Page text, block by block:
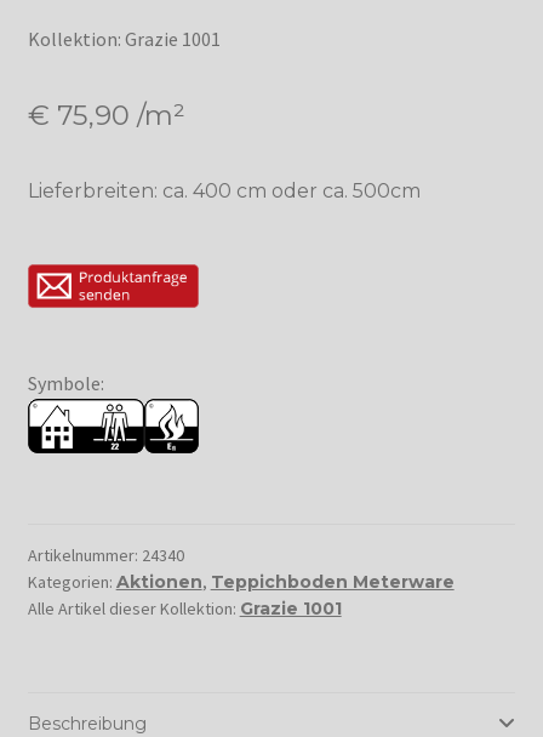
Kollektion: Grazie 1001
€ 75,90 /m²
Lieferbreiten: ca. 400 cm oder ca. 500cm
Symbole:
Artikelnummer: 24340
Kategorien: Aktionen, Teppichboden Meterware
Alle Artikel dieser Kollektion: Grazie 1001
Beschreibung